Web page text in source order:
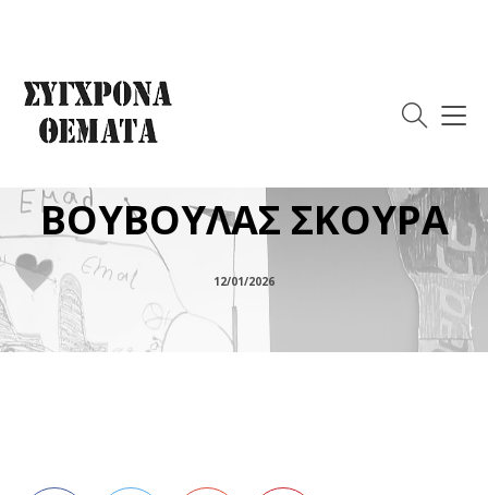
ΤΟΥ ΚΟΛΑΖ/ΜΟΝΤΑΖ
ΒΟΥΒΟΥΛΑΣ ΣΚΟΥΡΑ
12/01/2026